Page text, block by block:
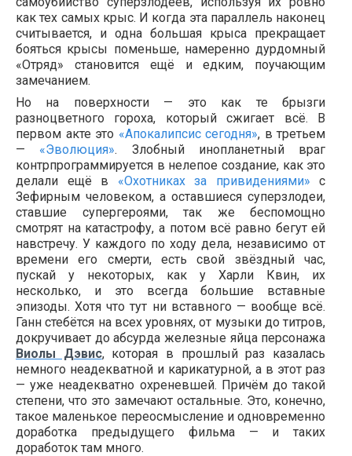
как тех самых крыс. И когда эта параллель наконец
считывается, и одна большая крыса прекращает
бояться крысы поменьше, намеренно дурдомный
«Отряд» становится ещё и едким, поучающим
замечанием.
Но на поверхности — это как те брызги
разноцветного гороха, который сжигает всё. В
первом акте это «Апокалипсис сегодня», в третьем
— «Эволюция». Злобный инопланетный враг
контрпрограммируется в нелепое создание, как это
делали ещё в «Охотниках за привидениями» с
Зефирным человеком, а оставшиеся суперзлодеи,
ставшие супергероями, так же беспомощно
смотрят на катастрофу, а потом всё равно бегут ей
навстречу. У каждого по ходу дела, независимо от
времени его смерти, есть свой звёздный час,
пускай у некоторых, как у Харли Квин, их
несколько, и это всегда большие вставные
эпизоды. Хотя что тут ни вставного — вообще всё.
Ганн стебётся на всех уровнях, от музыки до титров,
докручивает до абсурда железные яйца персонажа
Виолы Дэвис, которая в прошлый раз казалась
немного неадекватной и карикатурной, а в этот раз
— уже неадекватно охреневшей. Причём до такой
степени, что это замечают остальные. Это, конечно,
такое маленькое переосмысление и одновременно
доработка предыдущего фильма — и таких
доработок там много.